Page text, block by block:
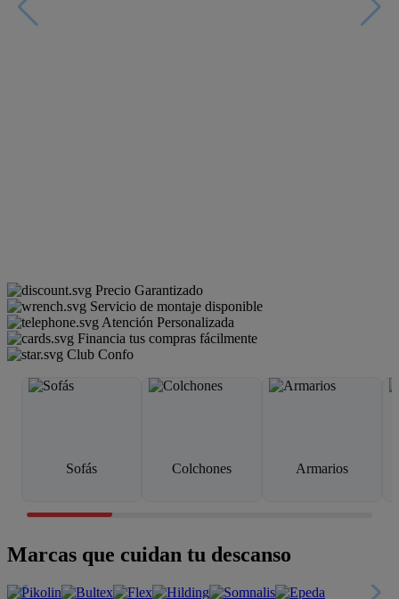
Precio Garantizado
Servicio de montaje disponible
Atención Personalizada
Financia tus compras fácilmente
Club Confo
Sofás Colchones Armarios
Marcas que cuidan tu descanso